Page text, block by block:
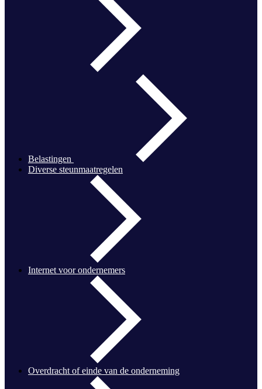
Belastingen
Diverse steunmaatregelen
Internet voor ondernemers
Overdracht of einde van de onderneming